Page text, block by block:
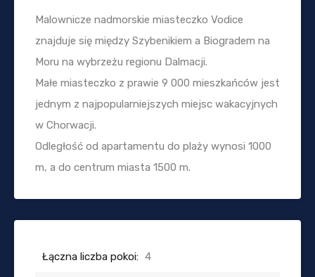
Malownicze nadmorskie miasteczko Vodice
znajduje się między Szybenikiem a Biogradem na
Moru na wybrzeżu regionu Dalmacji.
Małe miasteczko z prawie 9 000 mieszkańców jest
jednym z najpopularniejszych miejsc wakacyjnych
w Chorwacji.
Odległość od apartamentu do plaży wynosi 1000
m, a do centrum miasta 1500 m.
Łączna liczba pokoi: 4